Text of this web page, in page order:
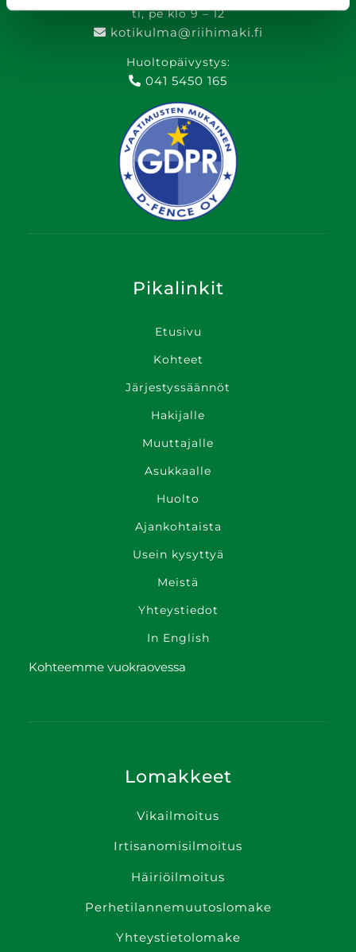
ti, pe klo 9 – 12
kotikulma@riihimaki.fi
Huoltopäivystys:
041 5450 165
Pikalinkit
Etusivu
Kohteet
Järjestyssäännöt
Hakijalle
Muuttajalle
Asukkaalle
Huolto
Ajankohtaista
Usein kysyttyä
Meistä
Yhteys­tiedot
In English
Kohteemme vuokraovessa
Lomakkeet
Vikailmoitus
Irtisanomis­ilmoitus
Häiriöilmoitus
Perhetilanne­muutoslomake
Yhteystietolomake